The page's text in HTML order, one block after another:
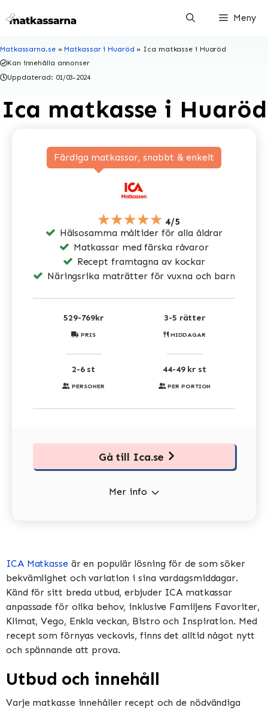
till
Meny
Matkassarna.se» Matkassar i Huaröd » Ica matkasse i Huaröd
Kan innehålla annonser
Uppdaterad: 01/03-2024
Ica matkasse i Huaröd
Färdiga matkassar, snabbt & enkelt
★★★★★ 4/5
Hälsosamma måltider för alla åldrar
Matkassar med färska råvaror
Recept framtagna av kockar
Näringsrika maträtter för vuxna och barn
PRIS
529-769kr
MIDDAGAR
3-5 rätter
PERSONER
2-6 st
PER PORTION
44-49 kr st
Mer info
Gå till Ica.se
ICA Matkasseär en populär lösning för de som söker
bekvämlighet och variation i sina vardagsmiddagar.
Känd för sitt breda utbud, erbjuder ICA matkassar
anpassade för olika behov, inklusive Familjens Favoriter,
Klimat, Vego, Enkla veckan, Bistro och Inspiration​​​​. Med
recept som förnyas veckovis, finns det alltid något nytt
och spännande att prova​​.
Utbud och innehåll
Varje matkasse innehåller recept och de nödvändiga